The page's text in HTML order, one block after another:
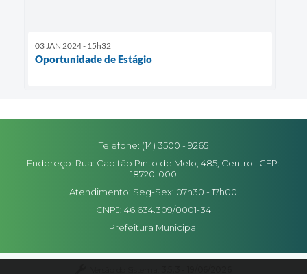
03 JAN 2024 - 15h32
Oportunidade de Estágio
Telefone: (14) 3500 - 9265
Endereço: Rua: Capitão Pinto de Melo, 485, Centro | CEP:
18720-000
Atendimento: Seg-Sex: 07h30 - 17h00
CNPJ: 46.634.309/0001-34
Prefeitura Municipal